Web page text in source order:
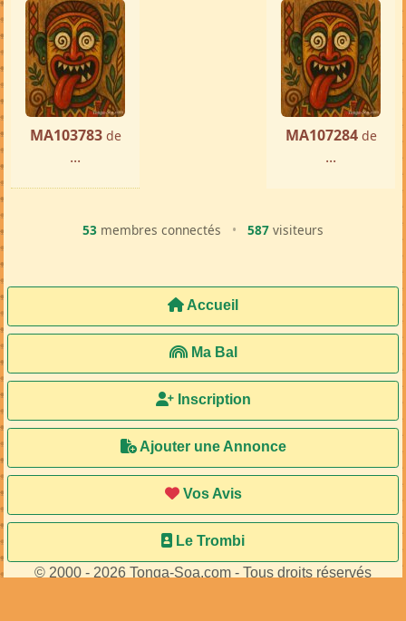
MA103783 de
...
MA107284 de
...
53 membres connectés • 587 visiteurs
Accueil
Ma Bal
Inscription
Ajouter une Annonce
Vos Avis
Le Trombi
© 2000 - 2026 Tonga-Soa.com - Tous droits réservés